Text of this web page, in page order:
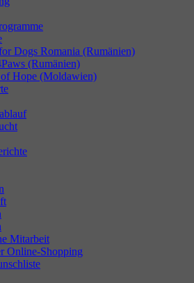
Dogs Romania (Rumänien)
(Rumänien)
Hope (Moldawien)
Mitarbeit
Online-Shopping